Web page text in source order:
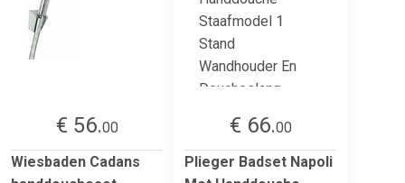
€ 56.00
Wiesbaden Cadans
€ 66.00
Plieger Badset Napoli